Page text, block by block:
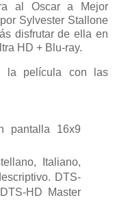
al Oscar a Mejor
Sylvester Stallone
disfrutar de ella en
HD + Blu-ray.
la película con las
pantalla 16x9
Italiano,
DTS-
HD Master